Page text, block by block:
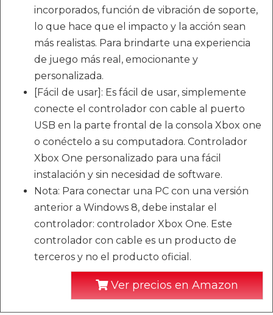
incorporados, función de vibración de soporte,
lo que hace que el impacto y la acción sean
más realistas. Para brindarte una experiencia
de juego más real, emocionante y
personalizada.
[Fácil de usar]: Es fácil de usar, simplemente
conecte el controlador con cable al puerto
USB en la parte frontal de la consola Xbox one
o conéctelo a su computadora. Controlador
Xbox One personalizado para una fácil
instalación y sin necesidad de software.
Nota: Para conectar una PC con una versión
anterior a Windows 8, debe instalar el
controlador: controlador Xbox One. Este
controlador con cable es un producto de
terceros y no el producto oficial.
Ver precios en Amazon